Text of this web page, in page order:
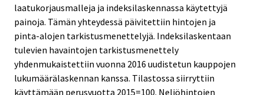
laatukorjausmalleja ja indeksilaskennassa käytettyjä
painoja. Tämän yhteydessä päivitettiin hintojen ja
pinta-alojen tarkistusmenettelyjä. Indeksilaskentaan
tulevien havaintojen tarkistusmenettely
yhdenmukaistettiin vuonna 2016 uudistetun kauppojen
lukumäärälaskennan kanssa. Tilastossa siirryttiin
käyttämään perusvuotta 2015=100. Neliöhintojen